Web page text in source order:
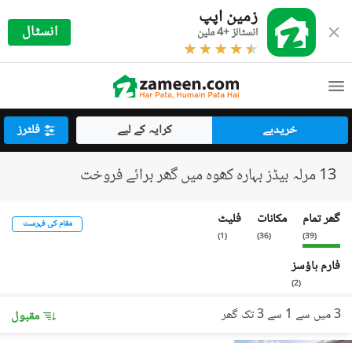
زمین اپپ
انسٹالز +4 ملین انسٹال
خریدیے کرایہ کے لیے فلٹرز
13 مرلہ بیڈز بہارہ کھوہ میں گھر برائے فروخت
گھر تمام
(
39
)
مکانات
(
36
)
فلیٹ
(
1
)
فارم ہاؤسز
(
2
)
مقام کی فہرست
3 میں سے 1 سے 3 تک گھر مقبول